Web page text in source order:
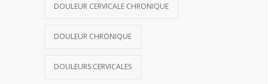
DOULEUR CERVICALE CHRONIQUE
DOULEUR CHRONIQUE
DOULEURS CERVICALES